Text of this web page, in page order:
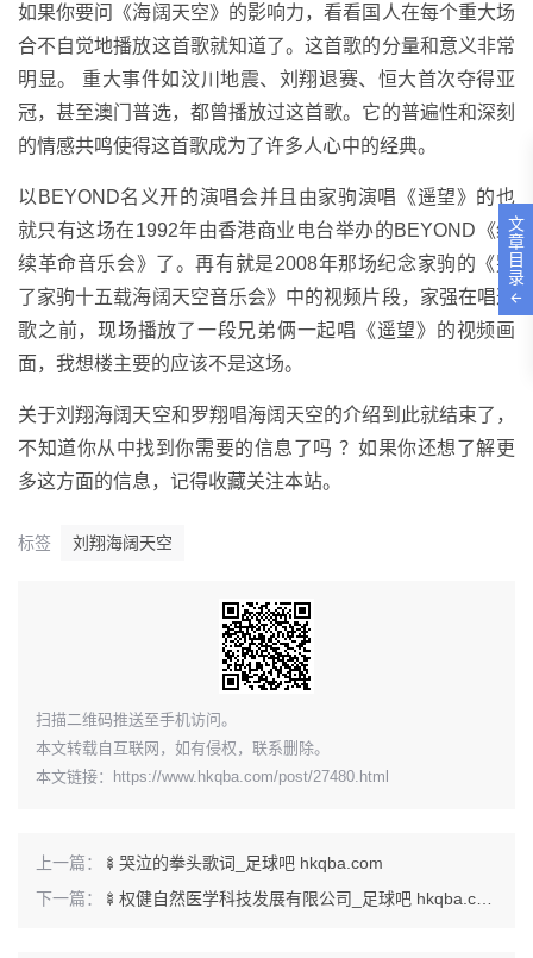
如果你要问《海阔天空》的影响力，看看国人在每个重大场
合不自觉地播放这首歌就知道了。这首歌的分量和意义非常
明显。 重大事件如汶川地震、刘翔退赛、恒大首次夺得亚
冠，甚至澳门普选，都曾播放过这首歌。它的普遍性和深刻
的情感共鸣使得这首歌成为了许多人心中的经典。
以BEYOND名义开的演唱会并且由家驹演唱《遥望》的也
就只有这场在1992年由香港商业电台举办的BEYOND《继
续革命音乐会》了。再有就是2008年那场纪念家驹的《别
了家驹十五载海阔天空音乐会》中的视频片段，家强在唱这
歌之前，现场播放了一段兄弟俩一起唱《遥望》的视频画
面，我想楼主要的应该不是这场。
关于刘翔海阔天空和罗翔唱海阔天空的介绍到此就结束了，
不知道你从中找到你需要的信息了吗 ？如果你还想了解更
多这方面的信息，记得收藏关注本站。
标签 刘翔海阔天空
​扫描二维码推送至手机访问。
本文转载自互联网，如有侵权，联系删除。
本文链接： https://www.hkqba.com/post/27480.html
上一篇：
🍢哭泣的拳头歌词_足球吧 hkqba.com
下一篇：
🍢权健自然医学科技发展有限公司_足球吧 hkqba.com
文
章
目
录